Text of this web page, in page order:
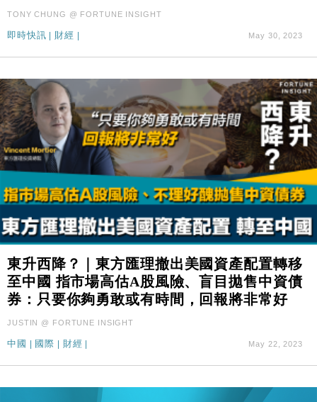
TONY CHUNG @ FORTUNE INSIGHT
即時快訊 | 財經 | May 30, 2023
東升西降？｜東方匯理撤出美國資產配置轉移
至中國 指市場高估A股風險、盲目拋售中資債
券：只要你夠勇敢或有時間，回報將非常好
JUSTIN @ FORTUNE INSIGHT
中國 | 國際 | 財經 | May 22, 2023